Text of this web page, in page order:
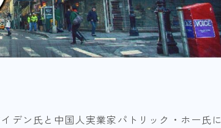
デン氏と中国人実業家パトリック・ホー氏に